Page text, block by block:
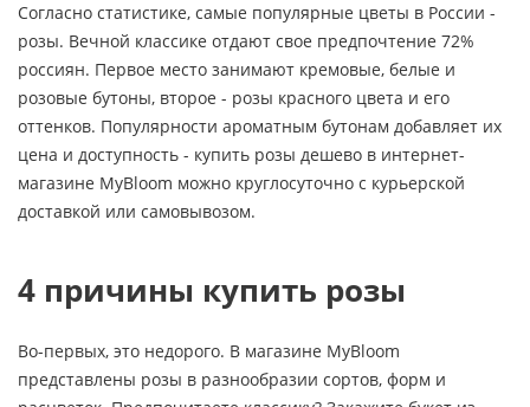
Согласно статистике, самые популярные цветы в России -
розы. Вечной классике отдают свое предпочтение 72%
россиян. Первое место занимают кремовые, белые и
розовые бутоны, второе - розы красного цвета и его
оттенков. Популярности ароматным бутонам добавляет их
цена и доступность - купить розы дешево в интернет-
магазине MyBloom можно круглосуточно с курьерской
доставкой или самовывозом.
4 причины купить розы
Во-первых, это недорого. В магазине MyBloom
представлены розы в разнообразии сортов, форм и